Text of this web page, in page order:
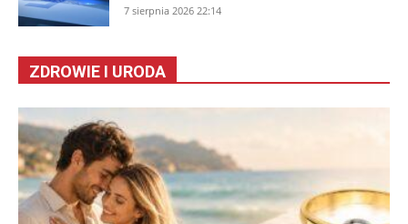
7 sierpnia 2026 22:14
ZDROWIE I URODA